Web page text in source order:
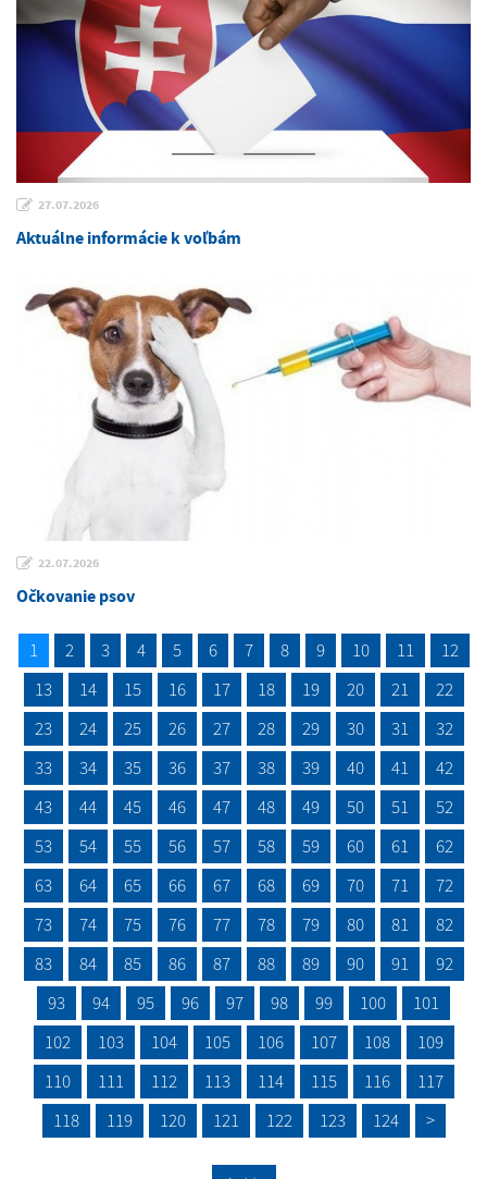
27.07.2026
Aktuálne informácie k voľbám
22.07.2026
Očkovanie psov
1 2 3 4 5 6 7 8 9 10 11
12
13
14 15 16 17 18 19 20 21
22
23
24 25 26 27 28 29 30 31
32
33
34 35 36 37 38 39 40 41
42
43
44 45 46 47 48 49 50 51
52
53
54 55 56 57 58 59 60 61
62
63
64 65 66 67 68 69 70 71
72
73
74 75 76 77 78 79 80 81
82
83
84 85 86 87 88 89 90 91
92
93
94 95 96 97 98 99 100
101
102
103 104 105 106 107 108
109
110
111 112 113 114 115 116
117
118
119 120 121 122 123 124 >